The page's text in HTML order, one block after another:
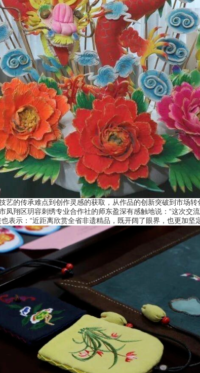
的传承难点到创作灵感的获取，从作品的创新突破到市场转
翔区玥容刺绣专业合作社的师东盈深有感触地说：“这次交
表示：“近距离欣赏全省非遗精品，既开阔了眼界，也更加坚